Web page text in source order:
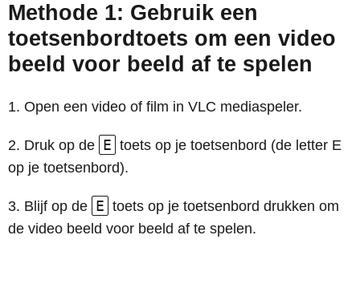
Methode 1: Gebruik een
toetsenbordtoets om een video
beeld voor beeld af te spelen
Open een video of film in VLC mediaspeler.
Druk op de E toets op je toetsenbord (de letter E
op je toetsenbord).
Blijf op de E toets op je toetsenbord drukken om
de video beeld voor beeld af te spelen.